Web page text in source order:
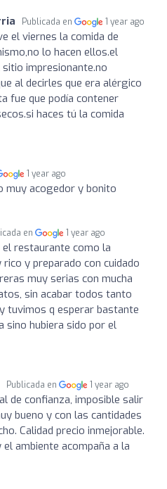
Publicada en 1 year ago
el viernes la comida de
lo hacen ellos.el
impresionante.no
al decirles que era alérgico
fue que podía contener
haces tú la comida
1 year ago
muy acogedor y bonito
en 1 year ago
el restaurante como la
y preparado con cuidado
muy serias con mucha
sin acabar todos tanto
tuvimos q esperar bastante
sino hubiera sido por el
Publicada en 1 year ago
de confianza, imposible salir
bueno y con las cantidades
Calidad precio inmejorable.
ambiente acompaña a la